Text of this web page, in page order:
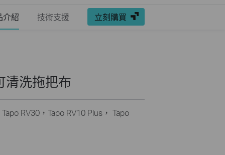
介紹 技術支援 立刻購買
清洗拖把布
Tapo RV30，Tapo RV10 Plus， Tapo